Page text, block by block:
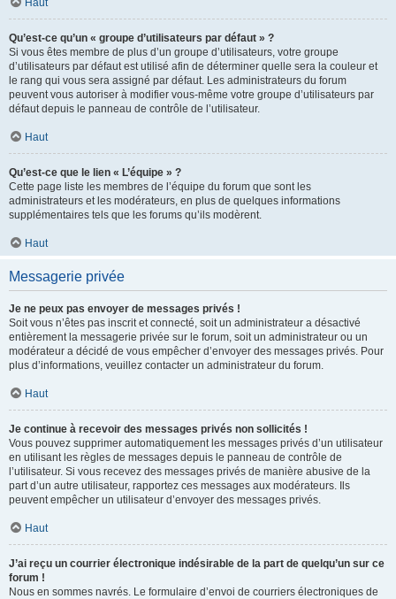
Haut
Qu’est-ce qu’un « groupe d’utilisateurs par défaut » ?
Si vous êtes membre de plus d’un groupe d’utilisateurs, votre groupe
d’utilisateurs par défaut est utilisé afin de déterminer quelle sera la couleur et
le rang qui vous sera assigné par défaut. Les administrateurs du forum
peuvent vous autoriser à modifier vous-même votre groupe d’utilisateurs par
défaut depuis le panneau de contrôle de l’utilisateur.
Haut
Qu’est-ce que le lien « L’équipe » ?
Cette page liste les membres de l’équipe du forum que sont les
administrateurs et les modérateurs, en plus de quelques informations
supplémentaires tels que les forums qu’ils modèrent.
Haut
Messagerie privée
Je ne peux pas envoyer de messages privés !
Soit vous n’êtes pas inscrit et connecté, soit un administrateur a désactivé
entièrement la messagerie privée sur le forum, soit un administrateur ou un
modérateur a décidé de vous empêcher d’envoyer des messages privés. Pour
plus d’informations, veuillez contacter un administrateur du forum.
Haut
Je continue à recevoir des messages privés non sollicités !
Vous pouvez supprimer automatiquement les messages privés d’un utilisateur
en utilisant les règles de messages depuis le panneau de contrôle de
l’utilisateur. Si vous recevez des messages privés de manière abusive de la
part d’un autre utilisateur, rapportez ces messages aux modérateurs. Ils
peuvent empêcher un utilisateur d’envoyer des messages privés.
Haut
J’ai reçu un courrier électronique indésirable de la part de quelqu’un sur ce
forum !
Nous en sommes navrés. Le formulaire d’envoi de courriers électroniques de